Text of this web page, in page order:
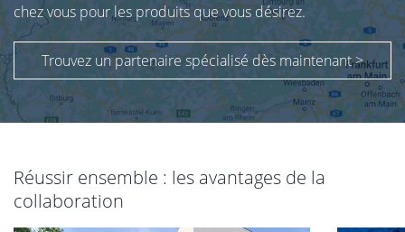
chez vous pour les produits que vous désirez.
Trouvez un partenaire spécialisé dès maintenant >
Réussir ensemble : les avantages de la
collaboration